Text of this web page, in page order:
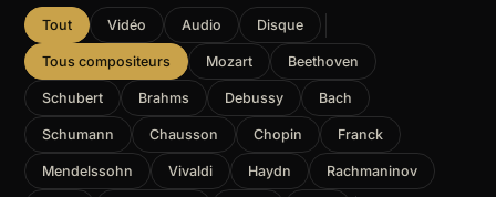
Tout Vidéo Audio Disque
Tous compositeurs Mozart Beethoven
Schubert Brahms Debussy Bach
Schumann Chausson Chopin Franck
Mendelssohn Vivaldi Haydn Rachmaninov